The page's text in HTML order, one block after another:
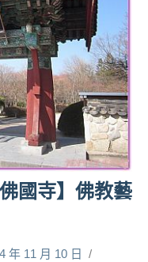
國寺】佛教藝
年 11 月 10 日